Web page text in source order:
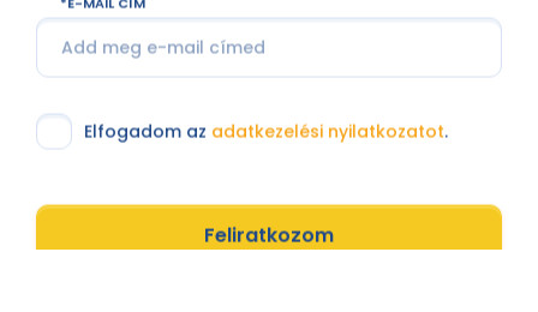
Elfogadom az adatkezelési nyilatkozatot.
Feliratkozom